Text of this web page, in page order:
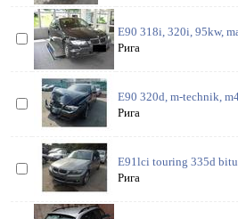
E90 318i, 320i, 95kw,
Рига
E90 320d, m-technik,
Рига
E91lci touring 335d
Рига